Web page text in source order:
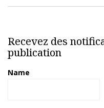
Recevez des
publication
Name